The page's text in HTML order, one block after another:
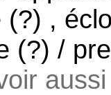
(?) ,
(?) /